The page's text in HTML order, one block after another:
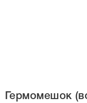
Гермомешок